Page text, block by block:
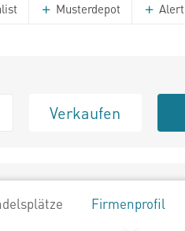
Musterdepot Alert
Verkaufen
Firmenprofil